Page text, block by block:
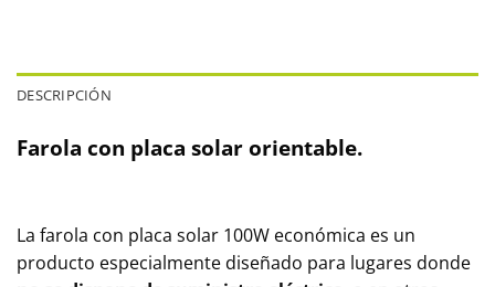
DESCRIPCIÓN
Farola con placa solar orientable.
La farola con placa solar 100W económica es un
producto especialmente diseñado para lugares donde